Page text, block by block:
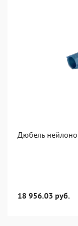
Дюбель
18 956.03 руб.